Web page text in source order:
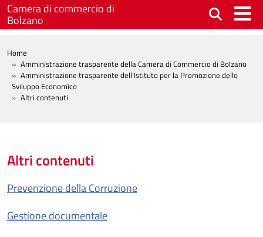
Salta al contenuto principale
Camera di commercio di
Bolzano
BREADCRUMB
Home
Amministrazione trasparente della Camera di Commercio di Bolzano
Amministrazione trasparente dell'Istituto per la Promozione dello
Sviluppo Economico
Altri contenuti
Altri contenuti
Prevenzione della Corruzione
Gestione documentale